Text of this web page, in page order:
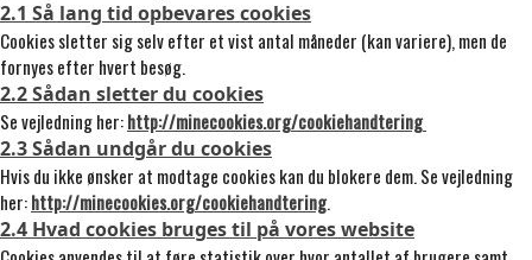
2.1 Så lang tid opbevares cookies
Cookies sletter sig selv efter et vist antal måneder (kan variere), men de
fornyes efter hvert besøg.
2.2 Sådan sletter du cookies
Se vejledning her:http://minecookies.org/cookiehandtering
2.3 Sådan undgår du cookies
Hvis du ikke ønsker at modtage cookies kan du blokere dem. Se vejledning
her:http://minecookies.org/cookiehandtering.
2.4 Hvad cookies bruges til på vores website